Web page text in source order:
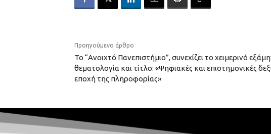
Προηγούμενο άρθρο
Το “Ανοιχτό Πανεπιστήμιο”, συνεχίζει το χειμερινό
θεματολογία και τίτλο: «Ψηφιακές και επιστημονικές
εποχή της πληροφορίας»